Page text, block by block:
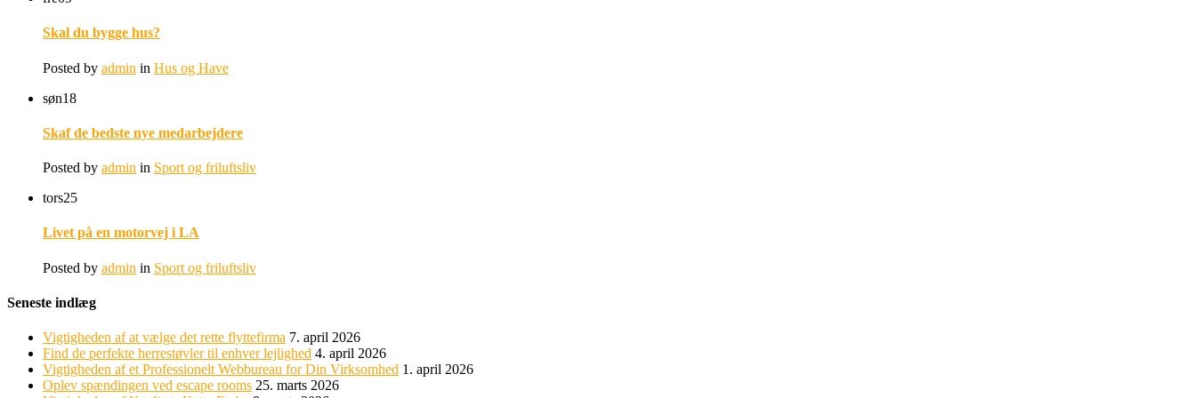
Skal du bygge hus?
Posted by admin in Hus og Have
søn18
Skaf de bedste nye medarbejdere
Posted by admin in Sport og friluftsliv
tors25
Livet på en motorvej i LA
Posted by admin in Sport og friluftsliv
Seneste indlæg
Vigtigheden af at vælge det rette flyttefirma 7. april 2026
Find de perfekte herrestøvler til enhver lejlighed 4. april 2026
Vigtigheden af et Professionelt Webbureau for Din Virksomhed 1. april 2026
Oplev spændingen ved escape rooms 25. marts 2026